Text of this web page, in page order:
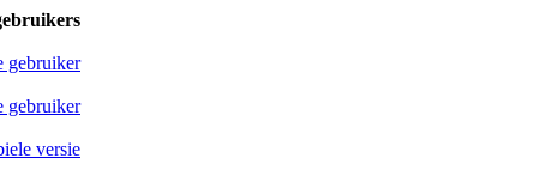
gebruiker
gebruiker
versie